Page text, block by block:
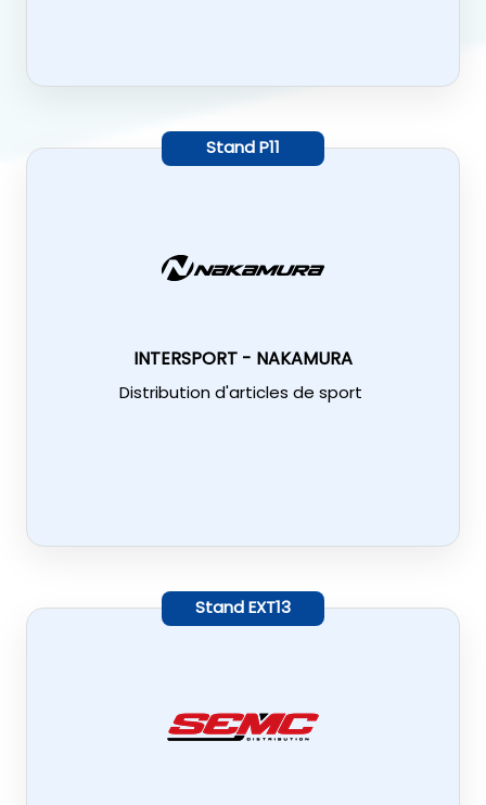
StandP11
INTERSPORT - NAKAMURA
Distribution d'articles de sport
StandEXT13